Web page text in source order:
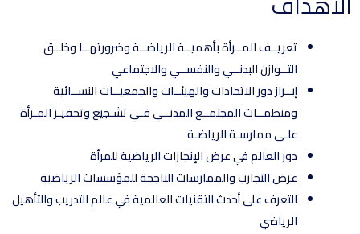
تعريــف المــرأة بأهميــة الرياضــة وضرورتهــا وخلــق
التــوازن البدنــي والنفســي والاجتماعي
إبــراز دور الاتحادات والهيئــات والجمعيــات النســائية
ومنظمــات المجتمــع المدنــي فـي تشـجيع وتحفيـز المـرأة
علـى ممارسـة الرياضـة
دور العالم في عرض الإنجازات الرياضية للمرأة
عرض التجارب والممارسات الناجحة للمؤسسات الرياضية
التعرف على أحدث التقنيات العالمية في عالم التدريب والتأهيل
الرياضي